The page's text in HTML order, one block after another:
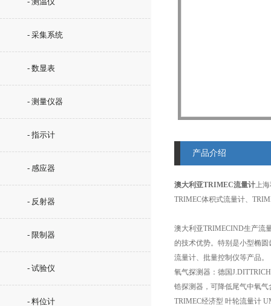
- 采集系统
- 数显表
- 测量仪器
- 指示计
- 感应器
- 反射器
- 限制器
- 试验仪
- 料位计
产品介绍
澳大利亚TRIMEC流量计上
TRIMEC体积式流量计、
澳大利亚TRIMECIND生产流
的技术优势。特别是小型椭
流量计、批量控制仪等产品。
氧气探测器：德国
锆探测器，可降低尾气中氧
TRIMEC经济型 叶轮流量计